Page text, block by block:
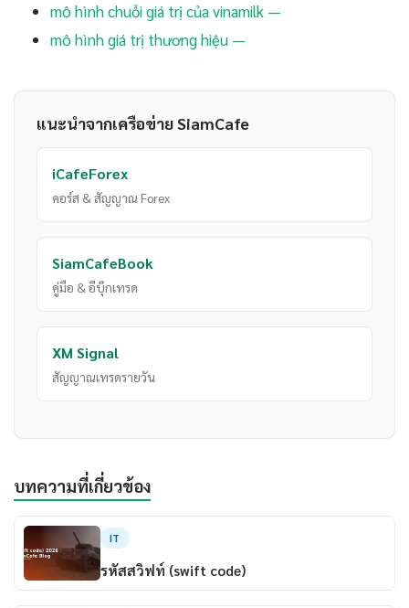
mô hình chuỗi giá trị của vinamilk —
mô hình giá trị thương hiệu —
แนะนำจากเครือข่าย SiamCafe
iCafeForex
คอร์ส & สัญญาณ Forex
SiamCafeBook
คู่มือ & อีบุ๊กเทรด
XM Signal
สัญญาณเทรดรายวัน
บทความที่เกี่ยวข้อง
IT
รหัสสวิฟท์ (swift code)